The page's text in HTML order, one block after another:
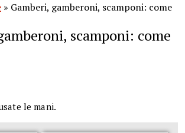
» Gamberi, gamberoni, scamponi: come
scamponi: come
le mani.